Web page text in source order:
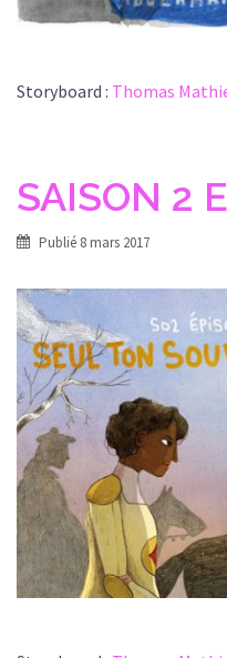
Storyboard : Thomas
SAISON 2
Publié 8 mars 2017